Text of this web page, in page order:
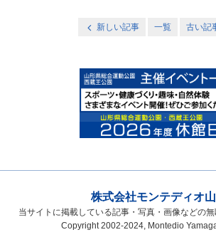
新しい記事 一覧 古い記
株式会社モンテディオ
当サイトに掲載している記事・写真・画像などの無
Copyright 2002-2024, Montedio